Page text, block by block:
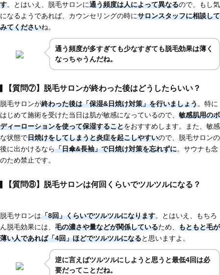
す。とはいえ、脱毛サロンに通う頻度は人によって異なるので、もし気
になるようであれば、カウンセリングの時にサロンスタッフに相談して
みてくださいね。
通う頻度が多すぎても少なすぎても脱毛効果は薄く
なっちゃうんだね。
【質問⑦】脱毛サロンが終わった後はどうしたらいい？
脱毛サロンが終わった後は「保湿&日焼け対策」を行いましょう。特に
はじめて施術を受けた当日は肌が敏感になっているので、 敏感肌用のボ
ディーローションを使って保湿することをおすすめします。また、敏感
な状態で日焼けをしてしまうと炎症を起こしやすいので、脱毛サロンの
後に出かけるなら「日傘&長袖」で日焼け対策を忘れずに。サウナも念
のため禁止です。
【質問⑧】脱毛サロンは何回くらいでツルツルになる？
脱毛サロンは「8回」くらいでツルツルになります。とはいえ、もちろ
ん脱毛効果には、 毛の濃さや量などが関係しているため、 もともと毛が
薄い人であれば「4回」ほどでツルツルになると思いますよ。
逆に言えばツルツルにしようと思うと最低4回は必
要だってことだね。